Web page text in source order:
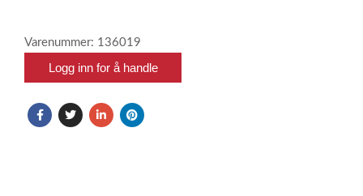
Varenummer: 136019
Logg inn for å handle